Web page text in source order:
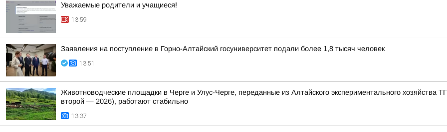
Уважаемые родители и учащиеся!
13:59
Заявления на поступление в Горно-Алтайский госуниверситет подали более 1,8 тысяч человек
13:51
Животноводческие площадки в Черге и Улус-Черге, переданные из Алтайского экспериментального
второй — 2026), работают стабильно
13:37